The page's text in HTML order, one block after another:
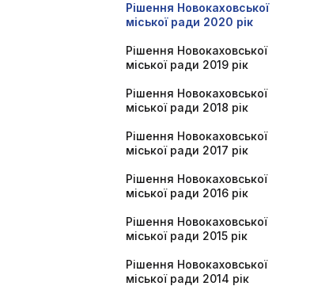
Рішення Новокаховської
міської ради 2020 рік
Рішення Новокаховської
міської ради 2019 рік
Рішення Новокаховської
міської ради 2018 рік
Рішення Новокаховської
міської ради 2017 рік
Рішення Новокаховської
міської ради 2016 рік
Рішення Новокаховської
міської ради 2015 рік
Рішення Новокаховської
міської ради 2014 рік